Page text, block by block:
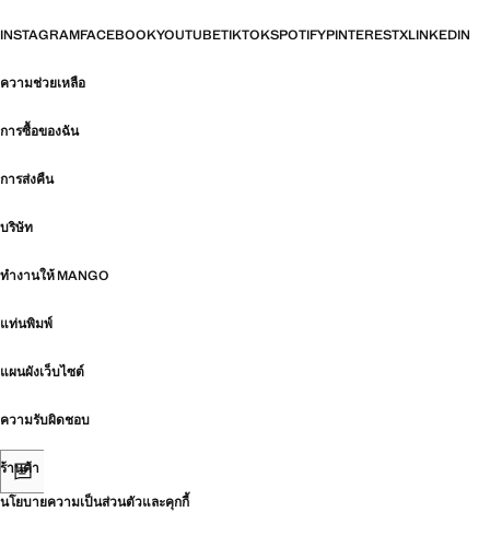
INSTAGRAMFACEBOOKYOUTUBETIKTOKSPOTIFYPINTERESTXLINKEDIN
ความช่วยเหลือ
การซื้อของฉัน
การส่งคืน
บริษัท
ทำงานให้ MANGO
แท่นพิมพ์
แผนผังเว็บไซต์
ความรับผิดชอบ
ร้านค้า
นโยบายความเป็นส่วนตัวและคุกกี้